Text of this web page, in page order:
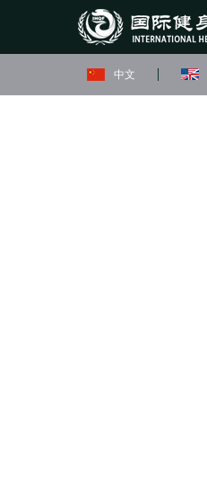
中文